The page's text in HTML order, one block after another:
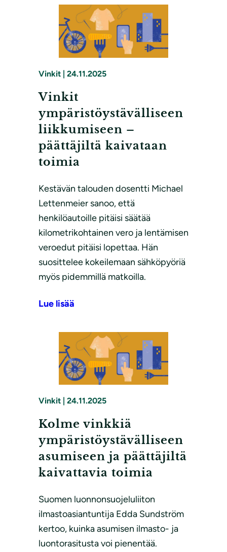
Vinkit | 24.11.2025
Vinkit
ympäristöystävälliseen
liikkumiseen –
päättäjiltä kaivataan
toimia
Kestävän talouden dosentti Michael
Lettenmeier sanoo, että
henkilöautoille pitäisi säätää
kilometrikohtainen vero ja lentämisen
veroedut pitäisi lopettaa. Hän
suosittelee kokeilemaan sähköpyöriä
myös pidemmillä matkoilla.
Lue lisää
Vinkit 24.11.2025
Kolme vinkkiä
ympäristöystävälliseen
asumiseen ja päättäjiltä
kaivattavia toimia
Suomen luonnonsuojeluliiton
ilmastoasiantuntija Edda Sundström
kertoo, kuinka asumisen ilmasto- ja
luontorasitusta voi pienentää.